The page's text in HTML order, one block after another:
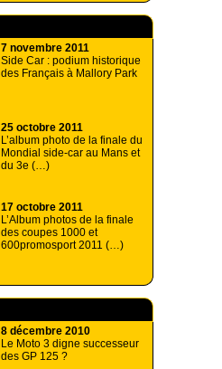
7 novembre 2011
Side Car : podium historique
des Français à Mallory Park
25 octobre 2011
L’album photo de la finale du
Mondial side-car au Mans et
du 3e (…)
17 octobre 2011
L’Album photos de la finale
des coupes 1000 et
600promosport 2011 (…)
8 décembre 2010
Le Moto 3 digne successeur
des GP 125 ?